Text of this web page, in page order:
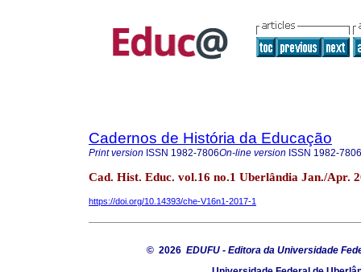
Cadernos de História da Educação
Print version ISSN 1982-7806On-line version ISSN 1982-7806
Cad. Hist. Educ. vol.16 no.1 Uberlândia Jan./Apr.
https://doi.org/10.14393/che-V16n1-2017-1
© 2026 EDUFU - Editora da Universidade